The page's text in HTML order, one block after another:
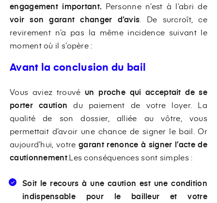
engagement important. Personne n’est à l’abri de
voir son garant changer d’avis. De surcroît, ce
revirement n’a pas la même incidence suivant le
moment où il s’opère :
Avant la conclusion du bail
Vous aviez trouvé un proche qui acceptait de se
porter caution du paiement de votre loyer. La
qualité de son dossier, alliée au vôtre, vous
permettait d’avoir une chance de signer le bail. Or
aujourd’hui, votregarant renonce à signer l’acte de
cautionnement.Les conséquences sont simples :
Soit le recours à une caution est une condition
indispensable pour le bailleur et votre